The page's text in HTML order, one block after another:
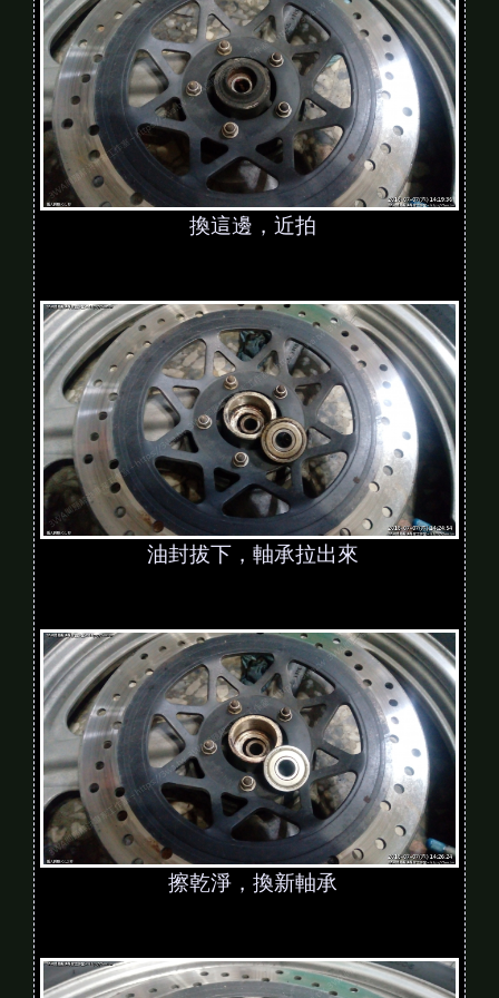
換這邊，近拍
油封拔下，軸承拉出來
擦乾淨，換新軸承